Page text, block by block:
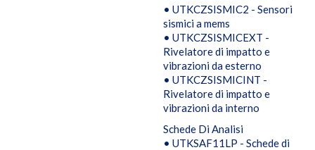
• UTKCZSISMIC2 - Sensori
sismici a mems
• UTKCZSISMICEXT -
Rivelatore di impatto e
vibrazioni da esterno
• UTKCZSISMICINT -
Rivelatore di impatto e
vibrazioni da interno
Schede Di Analisi
• UTKSAF11LP - Schede di